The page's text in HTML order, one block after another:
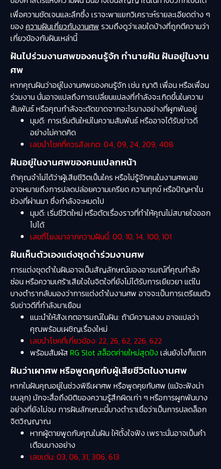
เพื่อความชัดเจนและลึกซึ้ง เราจะพาแยกวิเคราะห์รายละเอียดต่าง ๆ
ของ ความฝันเกี่ยวกับงานศพ รวมถึงดูว่าเลขใดบ้างที่ถูกตีความว่า
เกี่ยวข้องกับฝันเหล่านี้
ฝันไปร่วมงานศพของคนรู้จัก ทำนายฝัน ฝันอยู่ในงาน
ศพ
หากคุณฝันว่าอยู่ในงานศพของคนรู้จัก เช่น ญาติ เพื่อน หรือเพื่อน
ร่วมงาน นั่นอาจแปลถึงการเปลี่ยนแปลงที่กำลังจะเกิดขึ้นในความ
สัมพันธ์ หรือคุณกำลังจะตัดขาดจากอะไรบางอย่างที่ผูกพันอยู่
มุมดี: การเริ่มต้นใหม่ในความสัมพันธ์ หรืออาจได้รับข่าวดี
อย่างไม่คาดคิด
เลขนำโชคที่ควรสังเกต: 04, 09, 24, 209, 408
ฝันอยู่ในงานศพของคนแปลกหน้า
ถ้าคุณจำไม่ได้ว่าผู้เสียชีวิตเป็นใคร หรือไม่รู้จักคนในงานศพเลย
อาจหมายถึงการปลดปล่อยความเครียด ความทุกข์ หรือปัญหาใน
ช่วงที่ผ่านมา ซึ่งกำลังจะหมดไป
มุมดี: เริ่มชีวิตใหม่ หรือตัดเรื่องราวที่ทำให้คุณไม่สบายใจออก
ไปได้
เลขที่โยงมาจากความฝันนี้: 00, 10, 14, 100, 101
ฝันเห็นตัวเองแต่งชุดดำร่วมงานศพ
การแต่งชุดดำในฝันอาจเป็นสัญลักษณ์ของอารมณ์ที่คุณกำลัง
ซ่อน หรือความเศร้าเสียใจในจิตใจที่ยังไม่ได้รับการเยียวยา แต่ใน
บางตำรากลับมองว่าการแต่งดำในงานศพ อาจจะเป็นการเตรียมตัว
รับข่าวดีที่กำลังมาเยือน
แนะนำให้สังเกตอารมณ์ในฝัน: ถ้ามีความสงบ อาจแปลว่า
คุณพร้อมเผชิญเรื่องใหม่
เลขนำโชคที่เกี่ยวข้อง: 22, 26, 62, 226, 622
พร้อมสัมผัส RG Slot สล็อตค่ายใหม่สุดปัง เล่นยังไงก็แตก
ฝันว่าเผาศพ หรือพูดคุยกับผู้เสียชีวิตในงานศพ
หากในฝันคุณอยู่ในช่วงพิธีเผาศพ หรือพูดคุยกับศพ (แม้จะฟังน่า
ขนลุก) มักจะสื่อถึงมิติของความรู้สึกผิดเก่า ๆ หรือการผูกพันบาง
อย่างที่ยังไม่จบ การฝันลักษณะนี้บางตำราเชื่อว่าเป็นการปลดล็อก
จิตวิญญาณ
หากผู้ตายพูดกับคุณในฝัน ให้ตั้งใจฟัง เพราะนั่นอาจเป็นคำ
เตือนบางอย่าง
เลขเด่น: 03, 06, 31, 306, 613